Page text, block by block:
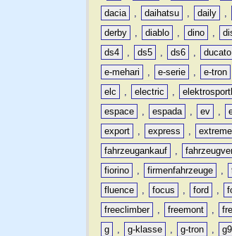
dacia
, daihatsu , daily ,
derby
, diablo , dino ,
ds4
, ds5 , ds6 , ducato
e-mehari
, e-serie , e-tron
elc
, electric ,
espace
, espada , ev ,
export
, express , extreme
fahrzeugankauf
,
fiorino
, firmenfahrzeuge ,
fluence
, focus , ford ,
freeclimber
, freemont ,
g
, g-klasse , g-tron ,